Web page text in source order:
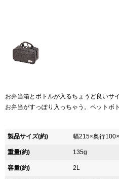
お弁当箱とボトルが入るちょうど良いサイ
お弁当がすっぽり入っちゃう。ペットボ
製品サイズ(約) 幅215×奥行
重量(約) 135g
容量(約) 2L